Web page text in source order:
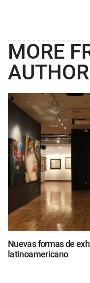
MORE
AUTHOR
Nuevas formas de
latinoamericano